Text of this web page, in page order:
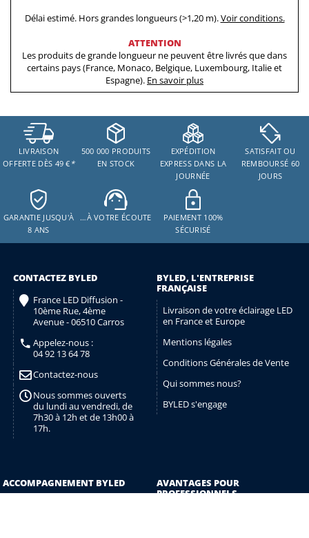
Délai estimé. Hors grandes longueurs (>1,20 m).Voir conditions.
ATTENTION
Les produits de grande longueur ne peuvent être livrés que dans
certains pays (France, Monaco, Belgique, Luxembourg, Italie et
Espagne). En savoir plus
LIVRAISON
OFFERTE DÈS 49 € *
500 000 PRODUITS
EN STOCK
EXPÉDITION
EXPRESS DANS LA
JOURNÉE
SATISFAIT OU
REMBOURSÉ 60
JOURS
GARANTIE JUSQU'À
8 ANS
…À VOTRE ÉCOUTE
PAIEMENT 100%
SÉCURISÉ
CONTACTEZ BYLED
France LED Diffusion -
10ème Rue, 4ème
Avenue - 06510 Carros
Appelez-nous :
04 92 13 64 78
Contactez-nous
Nous sommes ouverts
du lundi au vendredi, de
7h30 à 12h et de 13h00 à
17h.
BYLED, L'ENTREPRISE
FRANÇAISE
Livraison de votre éclairage LED
en France et Europe
Mentions légales
Conditions Générales de Vente
Qui sommes nous?
BYLED s'engage
ACCOMPAGNEMENT BYLED
AVANTAGES POUR
PROFESSIONNELS